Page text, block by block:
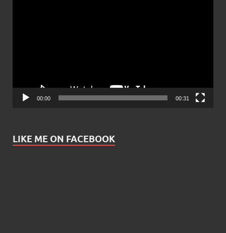
00:00 00:31
LIKE ME ON FACEBOOK